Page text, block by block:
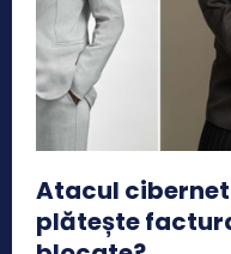
Atacul
plătește